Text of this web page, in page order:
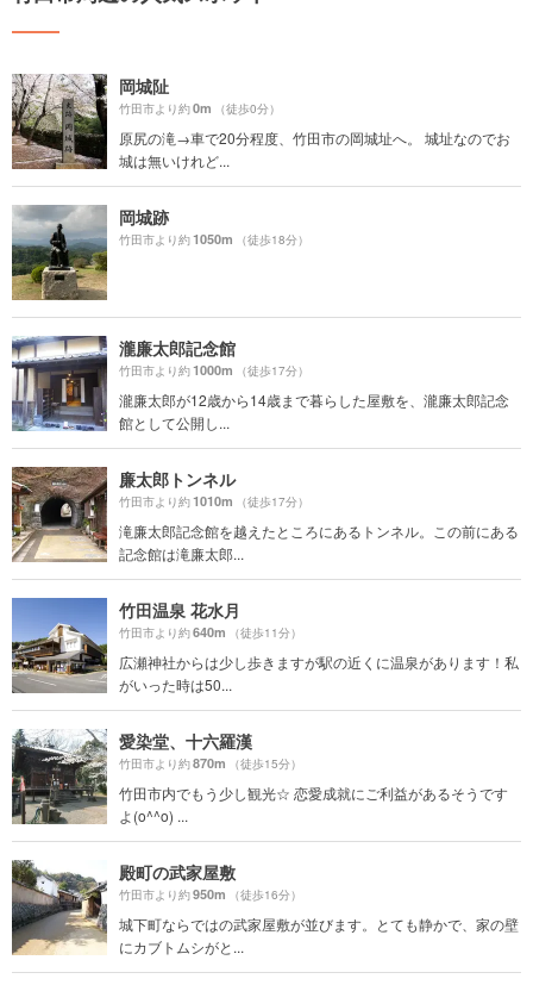
岡城阯
竹田市より約0m （徒歩0分）
原尻の滝→車で20分程度、竹田市の岡城址へ。 城址なのでお
城は無いけれど...
岡城跡
竹田市より約1050m （徒歩18分）
瀧廉太郎記念館
竹田市より約1000m （徒歩17分）
瀧廉太郎が12歳から14歳まで暮らした屋敷を、瀧廉太郎記念
館として公開し...
廉太郎トンネル
竹田市より約1010m （徒歩17分）
滝廉太郎記念館を越えたところにあるトンネル。この前にある
記念館は滝廉太郎...
竹田温泉 花水月
竹田市より約640m （徒歩11分）
広瀬神社からは少し歩きますが駅の近くに温泉があります！私
がいった時は50...
愛染堂、十六羅漢
竹田市より約870m （徒歩15分）
竹田市内でもう少し観光☆ 恋愛成就にご利益があるそうです
よ(o^^o) ...
殿町の武家屋敷
竹田市より約950m （徒歩16分）
城下町ならではの武家屋敷が並びます。とても静かで、家の壁
にカブトムシがと...